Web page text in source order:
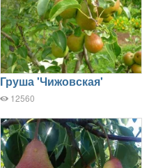
Груша 'Чижовская'
12560